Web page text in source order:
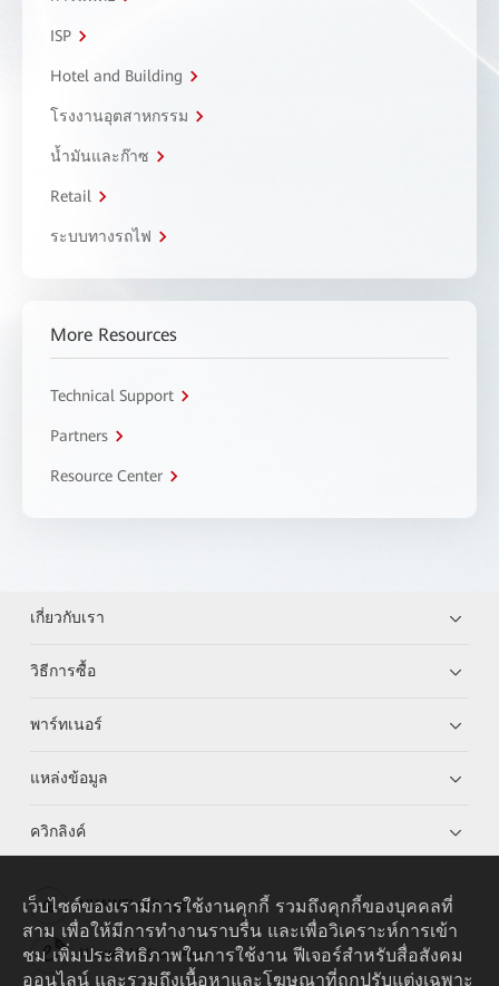
ISP
Hotel and Building
โรงงานอุตสาหกรรม
น้ำมันและก๊าซ
Retail
ระบบทางรถไฟ
More Resources
Technical Support
Partners
Resource Center
เกี่ยวกับเรา
วิธีการซื้อ
พาร์ทเนอร์
แหล่งข้อมูล
ควิกลิงค์
HUAWEI eKit App
Huawei HiKnow App
เว็บไซต์ของเรามีการใช้งานคุกกี้ รวมถึงคุกกี้ของบุคคลที่
สาม เพื่อให้มีการทำงานราบรื่น และเพื่อวิเคราะห์การเข้า
ชม เพิ่มประสิทธิภาพในการใช้งาน ฟีเจอร์สำหรับสื่อสังคม
ออนไลน์ และรวมถึงเนื้อหาและโฆษณาที่ถูกปรับแต่งเฉพาะ